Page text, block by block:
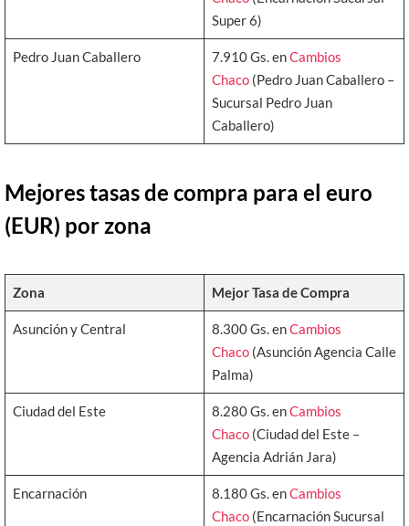
Super 6)
Pedro Juan Caballero 7.910 Gs. enCambios
Chaco(Pedro Juan Caballero –
Sucursal Pedro Juan
Caballero)
Mejores tasas de compra para el euro
(EUR) por zona
Zona Mejor Tasa de Compra
Asunción y Central 8.300 Gs. enCambios
Chaco(Asunción Agencia Calle
Palma)
Ciudad del Este 8.280 Gs. enCambios
Chaco(Ciudad del Este –
Agencia Adrián Jara)
Encarnación 8.180 Gs. enCambios
Chaco(Encarnación Sucursal